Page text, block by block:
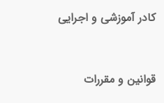
کادر آموزشی و اجرایی
قوانین و مقررات